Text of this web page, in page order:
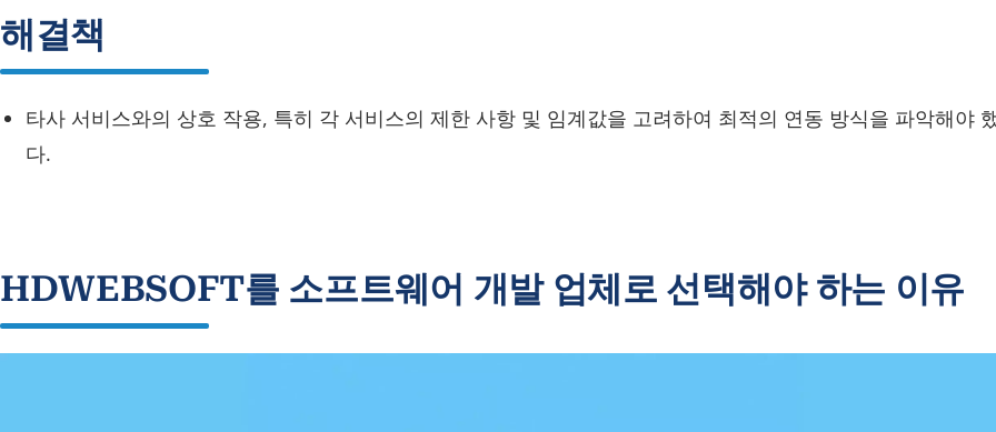
해결책
타사 서비스와의 상호 작용, 특히 각 서비스의 제한 사항 및 임계값을 고려하여 최적의 연동 방식을 파악해야
다.
HDWEBSOFT를 소프트웨어 개발 업체로 선택해야 하는 이유